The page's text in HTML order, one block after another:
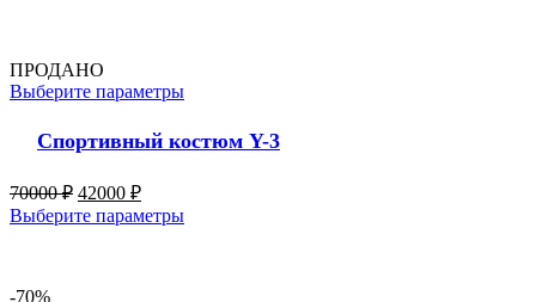
ПРОДАНО
Выберите параметры
Спортивный костюм Y-3
70000₽ 42000 ₽
Выберите параметры
-70%